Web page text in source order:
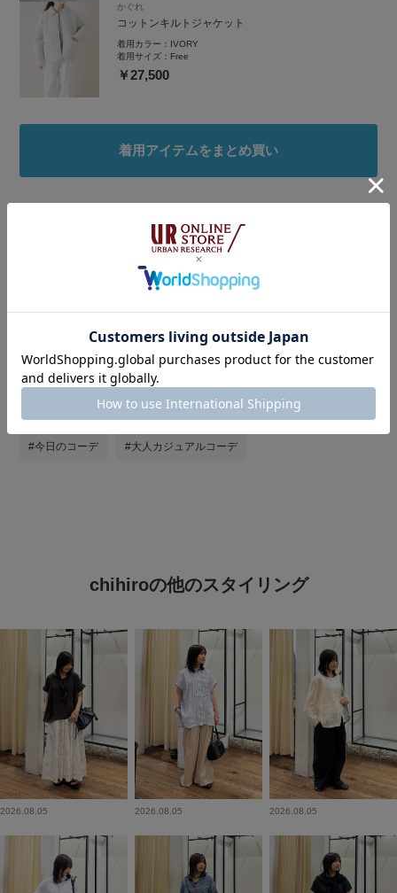
かぐれ
コットンキルトジャケット
着用カラー： IVORY
着用サイズ： Free
￥27,500
着用アイテムをまとめ買い
タグ
#スウェットパンツ #スカーフ #キルティングジャケット
#休日スタイル #春アウター #大人スニーカーコーデ
#st2603 #シンプル #150cm台コーデ
#今日のコーデ #大人カジュアルコーデ
chihiroの他のスタイリング
2026.08.05 2026.08.05 2026.08.05